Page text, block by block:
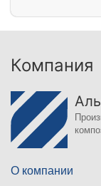
Компания
О компании